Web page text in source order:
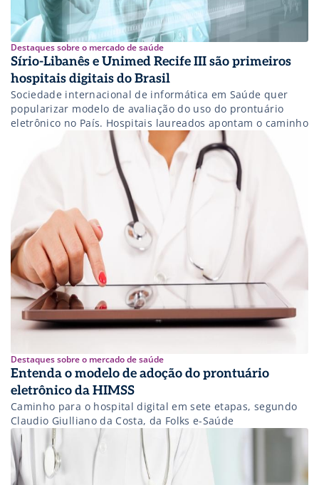
Destaques sobre o mercado de saúde
Sírio-Libanês e Unimed Recife III são primeiros
hospitais digitais do Brasil
Sociedade internacional de informática em Saúde quer
popularizar modelo de avaliação do uso do prontuário
eletrônico no País. Hospitais laureados apontam o caminho
Destaques sobre o mercado de saúde
Entenda o modelo de adoção do prontuário
eletrônico da HIMSS
Caminho para o hospital digital em sete etapas, segundo
Claudio Giulliano da Costa, da Folks e-Saúde